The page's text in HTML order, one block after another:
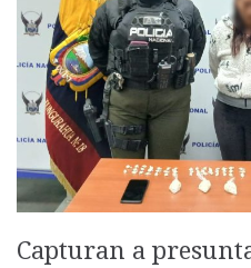
Capturan a